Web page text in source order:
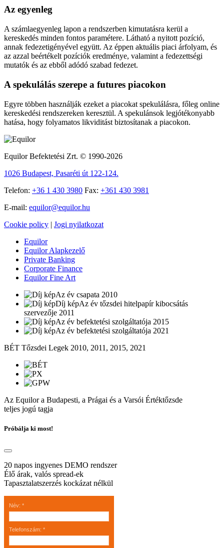
Az egyenleg
A számlaegyenleg lapon a rendszerben kimutatásra kerül a
kereskedés minden fontos paramétere. Látható a nyitott pozíció,
annak fedezetigényével együtt. Az éppen aktuális piaci árfolyam, és
az azzal beértékelt pozíciók eredménye, valamint a fedezettségi
mutatók és az ebből adódó szabad fedezet.
A spekulálás szerepe a futures piacokon
Egyre többen használják ezeket a piacokat spekulálásra, főleg online
kereskedési rendszereken keresztül. A spekulánsok legjótékonyabb
hatása, hogy folyamatos likviditást biztosítanak a piacokon.
Equilor Befektetési Zrt. © 1990-2026
1026 Budapest, Pasaréti út 122-124.
Telefon: +36 1 430 3980 Fax: +361 430 3981
E-mail: equilor@equilor.hu
Cookie policy | Jogi nyilatkozat
Equilor
Equilor Alapkezelő
Private Banking
Corporate Finance
Equilor Fine Art
Az év csapata 2010
Az év tőzsdei hitelpapír kibocsátás
szervezője 2011
Az év befektetési szolgáltatója 2015
Az év befektetési szolgáltatója 2021
BÉT Tőzsdei Legek 2010, 2011, 2015, 2021
Az Equilor a Budapesti, a Prágai és a Varsói Értéktőzsde
teljes jogú tagja
Próbálja ki most!
20 napos ingyenes DEMO rendszer
Élő árak, valós spread-ek
Tapasztalatszerzés kockázat nélkül
Név: *
Telefonszám: *